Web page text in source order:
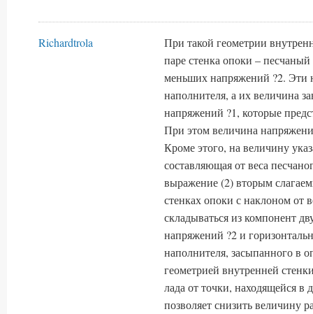
Richardtrola
При такой геометрии
паре стенка опоки –
меньших напряжений ?2. Эти
наполнителя, а их величина
напряжений ?1, которые
При этом величина
Кроме этого, на величину
составляющая от веса
выражение (2) вторым
стенках опоки с наклоном от
складываться из компонент
напряжений ?2 и
наполнителя, засыпанного в
геометрией внутренней
лада от точки, находящейся в
позволяет снизить величину